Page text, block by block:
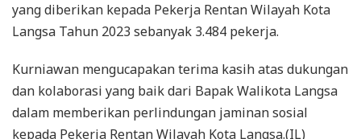
yang diberikan kepada Pekerja Rentan Wilayah Kota
Langsa Tahun 2023 sebanyak 3.484 pekerja.
Kurniawan mengucapakan terima kasih atas dukungan
dan kolaborasi yang baik dari Bapak Walikota Langsa
dalam memberikan perlindungan jaminan sosial
kepada Pekerja Rentan Wilayah Kota Langsa.(IL)